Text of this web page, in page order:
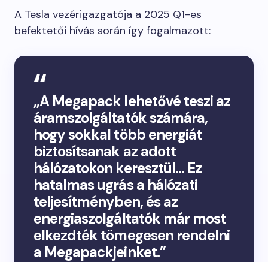
A Tesla vezérigazgatója a 2025 Q1-es
befektetői hívás során így fogalmazott:
„A Megapack lehetővé teszi az
áramszolgáltatók számára,
hogy sokkal több energiát
biztosítsanak az adott
hálózatokon keresztül… Ez
hatalmas ugrás a hálózati
teljesítményben, és az
energiaszolgáltatók már most
elkezdték tömegesen rendelni
a Megapackjeinket.”